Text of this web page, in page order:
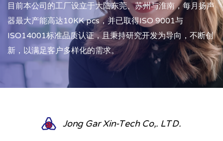
目前本公司的工厂设立于大陆东莞、苏州与淮南，每月扬声
器最大产能高达10KK pcs，并已取得ISO 9001与
ISO14001标准品质认证，且秉持研究开发为导向，不断创
新，以满足客户多样化的需求。
Jong Gar Xin-Tech Co,. LTD.